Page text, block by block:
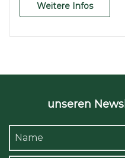
Weitere Infos
unseren